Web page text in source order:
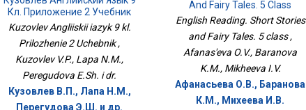
Кл. Приложение 2 Учебник
Kuzovlev Angliiskii iazyk 9 kl.
Prilozhenie 2 Uchebnik ,
Kuzovlev V.P., Lapa N.M.,
Peregudova E.Sh. i dr.
Кузовлев В.П., Лапа Н.М.,
Перегудова Э.Ш. и др.
And Fairy Tales. 5 Class
English Reading. Short Stories
and Fairy Tales. 5 class ,
Afanas'eva O.V., Baranova
K.M., Mikheeva I.V.
Афанасьева О.В., Баранова
К.М., Михеева И.В.